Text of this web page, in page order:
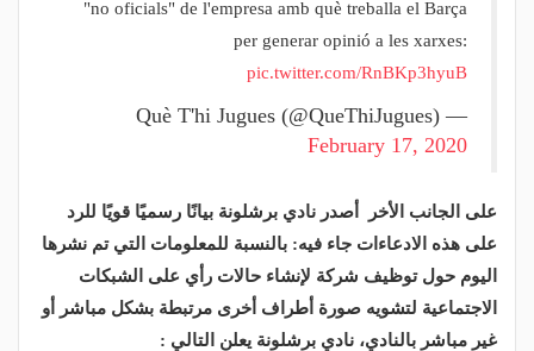
"no oficials" de l'empresa amb què treballa el Barça
per generar opinió a les xarxes:
pic.twitter.com/RnBKp3hyuB
— Què T'hi Jugues (@QueThiJugues)
February 17, 2020
على الجانب الأخر أصدر نادي برشلونة بيانًا رسميًا قويًا للرد
على هذه الادعاءات جاء فيه: بالنسبة للمعلومات التي تم نشرها
اليوم حول توظيف شركة لإنشاء حالات رأي على الشبكات
الاجتماعية لتشويه صورة أطراف أخرى مرتبطة بشكل مباشر أو
غير مباشر بالنادي، نادي برشلونة يعلن التالي :